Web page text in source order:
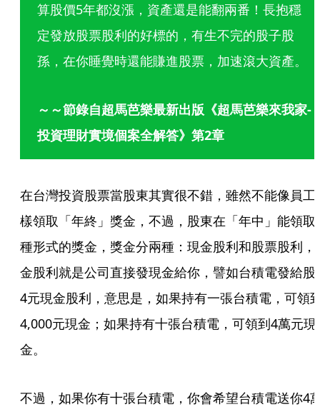
算股價5年都沒漲，資產還是能翻兩番！長抱穩
定發放股票股利的好標的，有生不完的股子股
孫，在你睡覺時還能賺進股票，加速滾大資產。
～～節錄自超馬芭樂最新出版《超馬芭樂來我家-
投資理財實境個案全解答》第2章
在台灣投資股票當股東其實很不錯，雖然不能像員工
樣領取「年終」獎金，不過，股東在「年中」能領取
種形式的獎金，獎金分兩種：現金股利和股票股利，
金股利就是公司直接發現金給你，譬如台積電發給股
4元現金股利，意思是，如果持有一張台積電，可領
4,000元現金；如果持有十張台積電，可領到4萬元現
金。
不過，如果你有十張台積電，你會希望台積電送你4